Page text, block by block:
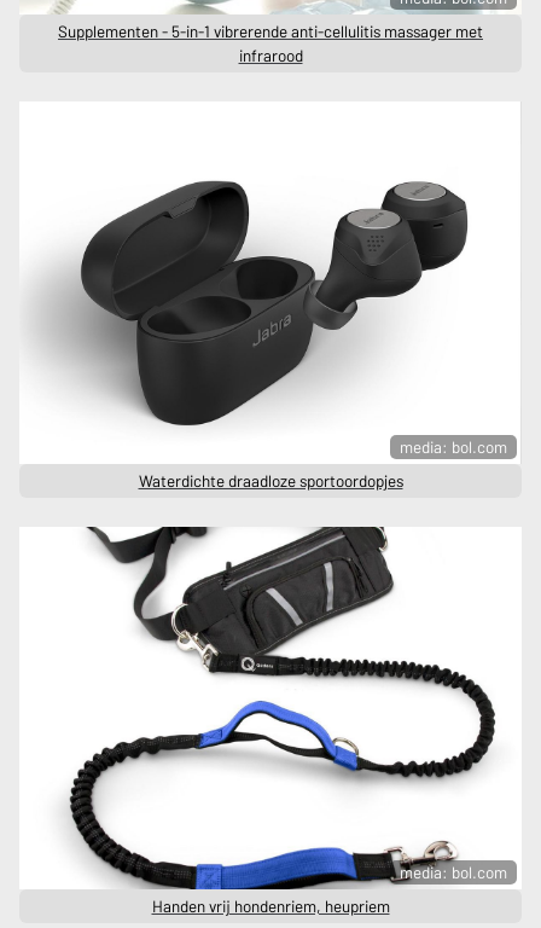
Supplementen - 5-in-1 vibrerende anti-cellulitis massager met
infrarood
media: bol.com
Waterdichte draadloze sportoordopjes
media: bol.com
Handen vrij hondenriem, heupriem